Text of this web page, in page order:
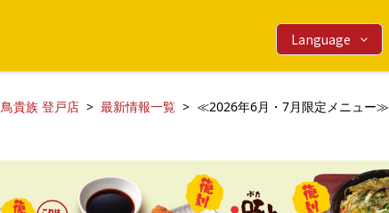
Language
鳥貴族 登戸店 最新情報一覧 ≪2026年6月・7月限定メニュー≫